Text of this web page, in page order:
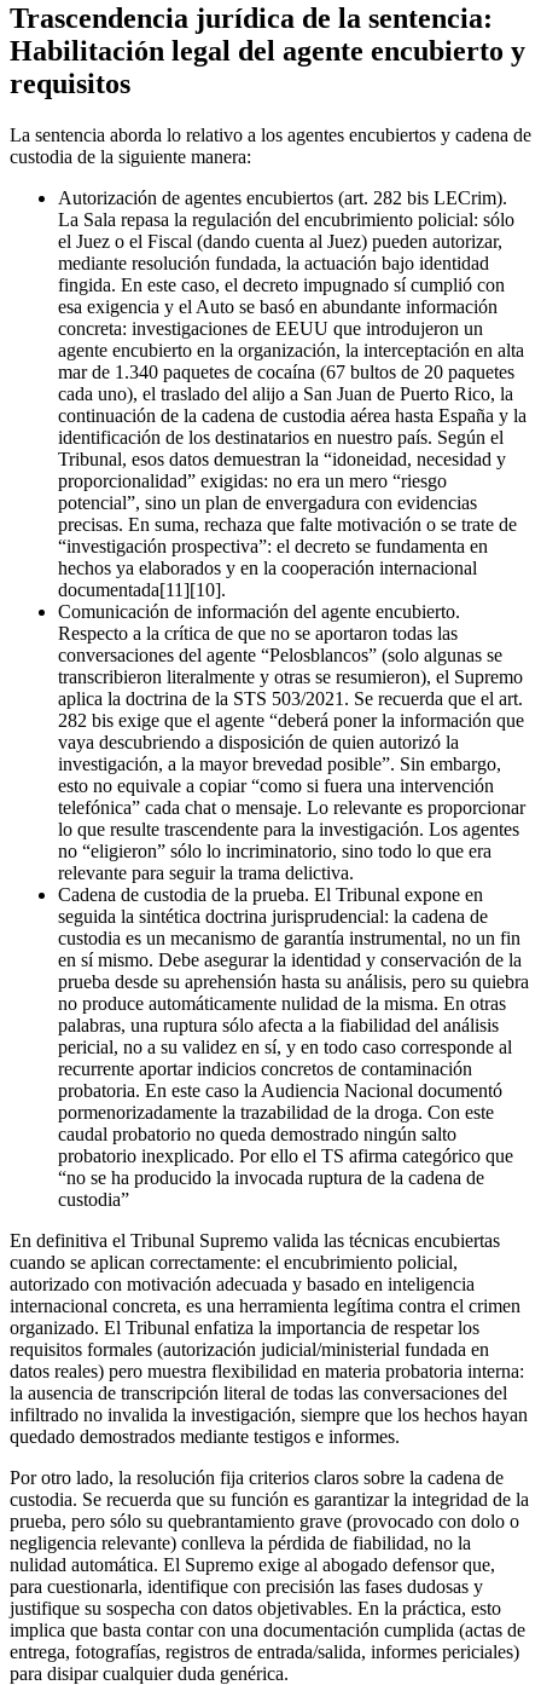
Trascendencia jurídica de la sentencia:
Habilitación legal del agente encubierto y
requisitos
La sentencia aborda lo relativo a los agentes encubiertos y cadena de
custodia de la siguiente manera:
Autorización de agentes encubiertos (art. 282 bis LECrim).
La Sala repasa la regulación del encubrimiento policial: sólo
el Juez o el Fiscal (dando cuenta al Juez) pueden autorizar,
mediante resolución fundada, la actuación bajo identidad
fingida. En este caso, el decreto impugnado sí cumplió con
esa exigencia y el Auto se basó en abundante información
concreta: investigaciones de EEUU que introdujeron un
agente encubierto en la organización, la interceptación en alta
mar de 1.340 paquetes de cocaína (67 bultos de 20 paquetes
cada uno), el traslado del alijo a San Juan de Puerto Rico, la
continuación de la cadena de custodia aérea hasta España y la
identificación de los destinatarios en nuestro país. Según el
Tribunal, esos datos demuestran la “idoneidad, necesidad y
proporcionalidad” exigidas: no era un mero “riesgo
potencial”, sino un plan de envergadura con evidencias
precisas. En suma, rechaza que falte motivación o se trate de
“investigación prospectiva”: el decreto se fundamenta en
hechos ya elaborados y en la cooperación internacional
documentada[11][10].
Comunicación de información del agente encubierto.
Respecto a la crítica de que no se aportaron todas las
conversaciones del agente “Pelosblancos” (solo algunas se
transcribieron literalmente y otras se resumieron), el Supremo
aplica la doctrina de la STS 503/2021. Se recuerda que el art.
282 bis exige que el agente “deberá poner la información que
vaya descubriendo a disposición de quien autorizó la
investigación, a la mayor brevedad posible”. Sin embargo,
esto no equivale a copiar “como si fuera una intervención
telefónica” cada chat o mensaje. Lo relevante es proporcionar
lo que resulte trascendente para la investigación. Los agentes
no “eligieron” sólo lo incriminatorio, sino todo lo que era
relevante para seguir la trama delictiva.
Cadena de custodia de la prueba. El Tribunal expone en
seguida la sintética doctrina jurisprudencial: la cadena de
custodia es un mecanismo de garantía instrumental, no un fin
en sí mismo. Debe asegurar la identidad y conservación de la
prueba desde su aprehensión hasta su análisis, pero su quiebra
no produce automáticamente nulidad de la misma. En otras
palabras, una ruptura sólo afecta a la fiabilidad del análisis
pericial, no a su validez en sí, y en todo caso corresponde al
recurrente aportar indicios concretos de contaminación
probatoria. En este caso la Audiencia Nacional documentó
pormenorizadamente la trazabilidad de la droga. Con este
caudal probatorio no queda demostrado ningún salto
probatorio inexplicado. Por ello el TS afirma categórico que
“no se ha producido la invocada ruptura de la cadena de
custodia”
En definitiva el Tribunal Supremo valida las técnicas encubiertas
cuando se aplican correctamente: el encubrimiento policial,
autorizado con motivación adecuada y basado en inteligencia
internacional concreta, es una herramienta legítima contra el crimen
organizado. El Tribunal enfatiza la importancia de respetar los
requisitos formales (autorización judicial/ministerial fundada en
datos reales) pero muestra flexibilidad en materia probatoria interna:
la ausencia de transcripción literal de todas las conversaciones del
infiltrado no invalida la investigación, siempre que los hechos hayan
quedado demostrados mediante testigos e informes.
Por otro lado, la resolución fija criterios claros sobre la cadena de
custodia. Se recuerda que su función es garantizar la integridad de la
prueba, pero sólo su quebrantamiento grave (provocado con dolo o
negligencia relevante) conlleva la pérdida de fiabilidad, no la
nulidad automática. El Supremo exige al abogado defensor que,
para cuestionarla, identifique con precisión las fases dudosas y
justifique su sospecha con datos objetivables. En la práctica, esto
implica que basta contar con una documentación cumplida (actas de
entrega, fotografías, registros de entrada/salida, informes periciales)
para disipar cualquier duda genérica.